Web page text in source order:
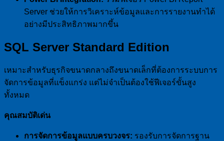
Server ช่วยให้การวิเคราะห์ข้อมูลและการรายงานทำได้
อย่างมีประสิทธิภาพมากขึ้น
SQL Server Standard Edition
เหมาะสำหรับธุรกิจขนาดกลางถึงขนาดเล็กที่ต้องการระบบการ
จัดการข้อมูลที่แข็งแกร่ง แต่ไม่จำเป็นต้องใช้ฟีเจอร์ขั้นสูง
ทั้งหมด
คุณสมบัติเด่น
การจัดการข้อมูลแบบครบวงจร: รองรับการจัดการฐาน